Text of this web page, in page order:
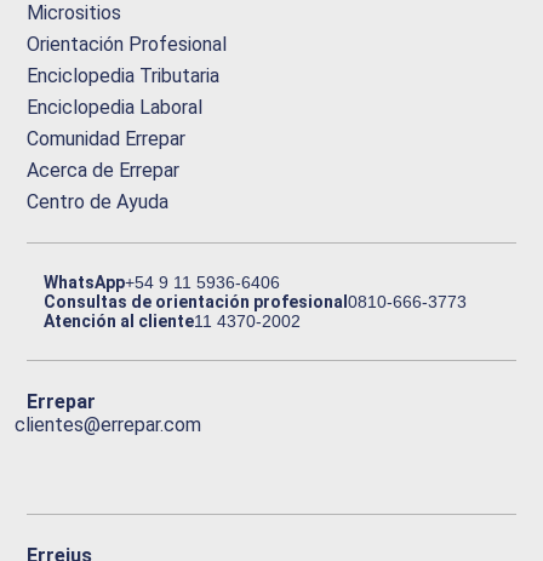
Micrositios
Orientación Profesional
Enciclopedia Tributaria
Enciclopedia Laboral
Comunidad Errepar
Acerca de Errepar
Centro de Ayuda
WhatsApp+54 9 11 5936-6406
Consultas de orientación profesional0810-666-3773
Atención al cliente11 4370-2002
Errepar
clientes@errepar.com
Erreius